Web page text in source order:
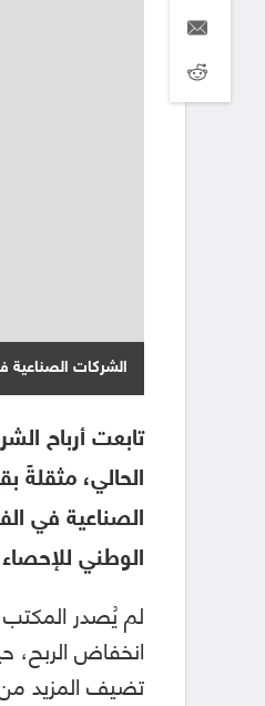
الشركات الصناعية
تابعت أرباح
الحالي، مثقلةً
الوطني للإحصاء يوم الأحد،
لم يُصدر المكتب
انخفاض
تضيف المزيد